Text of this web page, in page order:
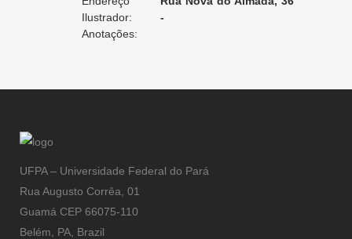
da Tipografia:
[Lisboa]
Ilustrador:
-
Anotações:
UFPA – Universidade Federal do Pará
Rua Augusto Corrêa, 01
Guamá CEP 66075-110
Belém, PA, Brazil